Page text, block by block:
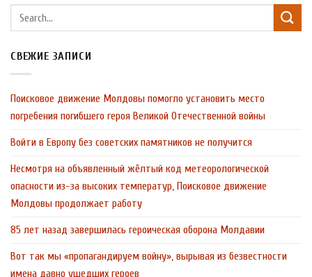
СВЕЖИЕ ЗАПИСИ
Поисковое движение Молдовы помогло установить место
погребения погибшего героя Великой Отечественной войны
Войти в Европу без советских памятников не получится
Несмотря на объявленный жёлтый код метеорологической
опасности из-за высоких температур, Поисковое движение
Молдовы продолжает работу
85 лет назад завершилась героическая оборона Молдавии
Вот так мы «пропагандируем войну», вырывая из безвестности
имена давно ушедших героев